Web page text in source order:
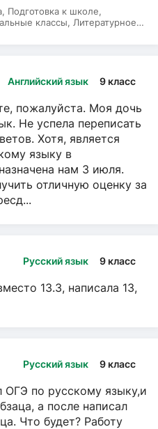
Подготовка к школе,
классы, Литературное
Английский язык 9 класс
пожалуйста. Моя дочь
Не успела переписать
Хотя, является
языку в
нам 3 июля.
отличную оценку за
Русский язык 9 класс
13.3, написала 13,
Русский язык 9 класс
ОГЭ по русскому языку,и
а после написал
Что будет? Работу